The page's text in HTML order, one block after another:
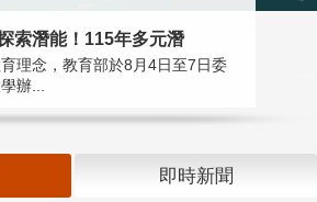
索潛能！115年多元潛
理念，教育部於8月4日至7日委
辦...
即時新聞